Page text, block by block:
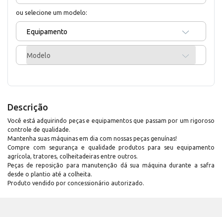
ou selecione um modelo:
Equipamento
Modelo
Descrição
Você está adquirindo peças e equipamentos que passam por um rigoroso
controle de qualidade.
Mantenha suas máquinas em dia com nossas peças genuínas!
Compre com segurança e qualidade produtos para seu equipamento
agrícola, tratores, colheitadeiras entre outros.
Peças de reposição para manutenção dá sua máquina durante a safra
desde o plantio até a colheita.
Produto vendido por concessionário autorizado.